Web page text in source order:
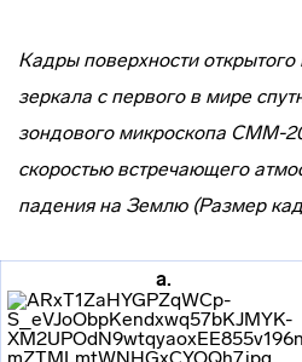
Кадры поверхности открытого
зеркала с первого в мире
зондового микроскопа СММ-
скоростью встречающего
падения на Землю (Размер
а.